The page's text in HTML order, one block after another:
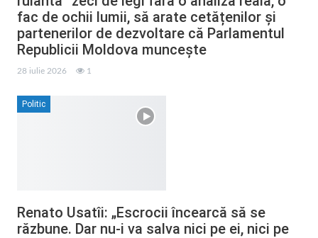
fac de ochii lumii, să arate cetățenilor și
partenerilor de dezvoltare că Parlamentul
Republicii Moldova muncește
28 iulie 2026 1
Politic
Renato Usatîi: „Escrocii încearcă să se
răzbune. Dar nu-i va salva nici pe ei, nici pe